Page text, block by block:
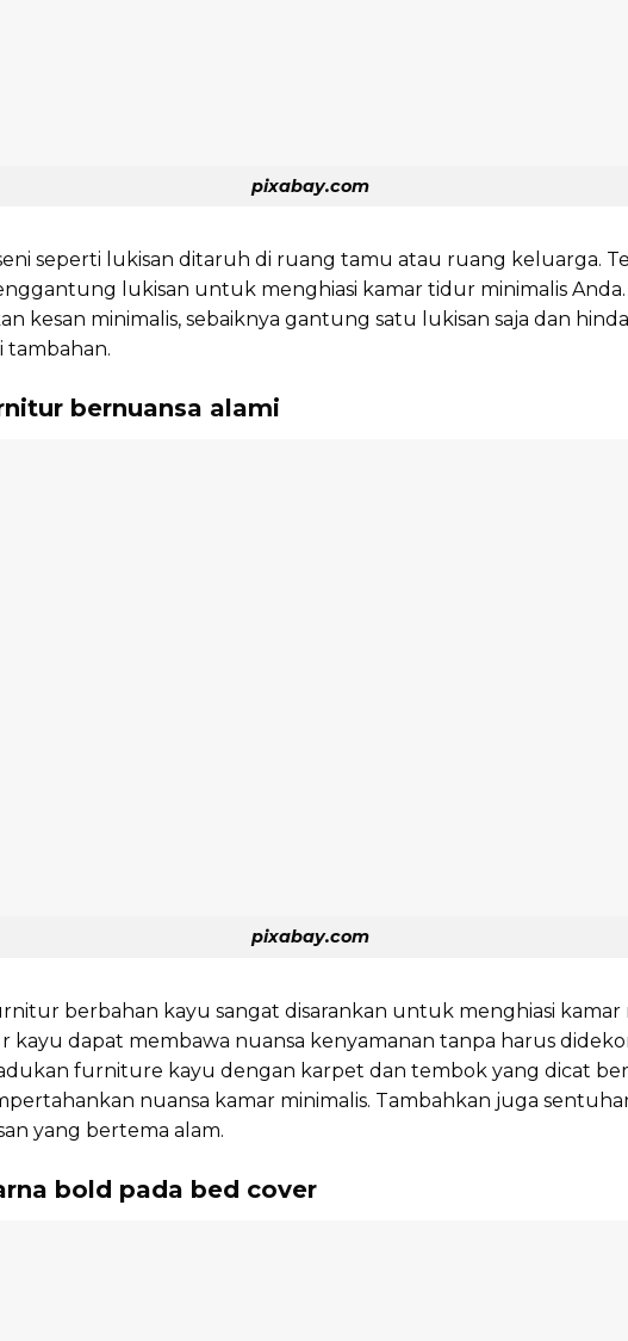
pixabay.com
seperti lukisan ditaruh di ruang tamu atau ruang keluarga.
lukisan untuk menghiasi kamar tidur minimalis
kesan minimalis, sebaiknya gantung satu lukisan saja dan
tambahan.
bernuansa alami
pixabay.com
berbahan kayu sangat disarankan untuk menghiasi kamar
kayu dapat membawa nuansa kenyamanan tanpa harus
furniture kayu dengan karpet dan tembok yang dicat
nuansa kamar minimalis. Tambahkan juga
yang bertema alam.
bold pada bed cover